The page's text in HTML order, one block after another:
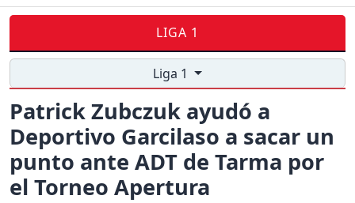
LIGA 1
Liga 1
Patrick Zubczuk ayudó a
Deportivo Garcilaso a sacar un
punto ante ADT de Tarma por
el Torneo Apertura